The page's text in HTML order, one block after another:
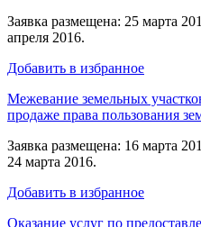
Заявка размещена: 25 марта
апреля 2016.
Добавить в избранное
Межевание земельных
продаже права пользования
Заявка размещена: 16 марта
24 марта 2016.
Добавить в избранное
Оказание услуг по